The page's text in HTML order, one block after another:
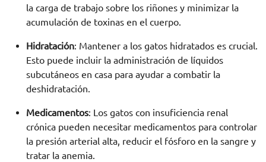
la carga de trabajo sobre los riñones y minimizar la
acumulación de toxinas en el cuerpo.
Hidratación: Mantener a los gatos hidratados es crucial.
Esto puede incluir la administración de líquidos
subcutáneos en casa para ayudar a combatir la
deshidratación.
Medicamentos: Los gatos con insuficiencia renal
crónica pueden necesitar medicamentos para controlar
la presión arterial alta, reducir el fósforo en la sangre y
tratar la anemia.